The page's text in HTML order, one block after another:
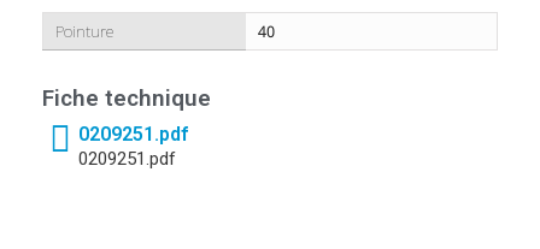
Pointure 40
Fiche technique
0209251.pdf
0209251.pdf